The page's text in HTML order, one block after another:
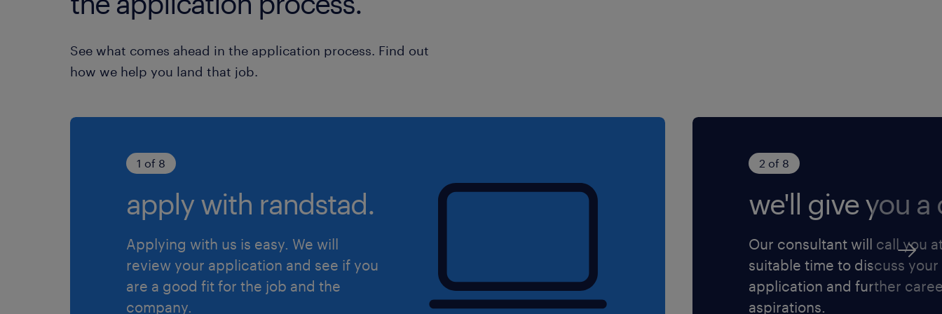
time (30 ore settimanali) su turni, dal lunedì alla
Inquadramento: 5° Livello - CCNL Turismo e
(per 14 mensilità), da riparametrare
formazione continua e benefit aziendali dedicati.
See what comes ahead in the application process. Find out
how we help you land that job.
1 of 8
apply with randstad.
Applying with us is easy. We will
review your application and see if you
are a good fit for the job and the
company.
2 of 8
we'll give you a
Our consultant will call you
suitable time to discuss your
application and further
aspirations.